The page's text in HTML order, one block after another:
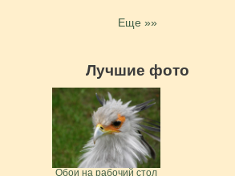
Еще »»
Лучшие фото
Обои на рабочий стол